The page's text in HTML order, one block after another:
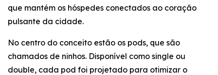
que mantém os hóspedes conectados ao coração
pulsante da cidade.
No centro do conceito estão os pods, que são
chamados de ninhos. Disponível como single ou
double, cada pod foi projetado para otimizar o